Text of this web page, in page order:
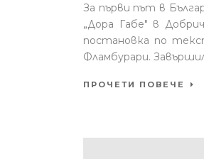
За първи път в
„Дора Габе" в
постановка по
Фламбурари.
ПРОЧЕТИ ПОВЕЧЕ